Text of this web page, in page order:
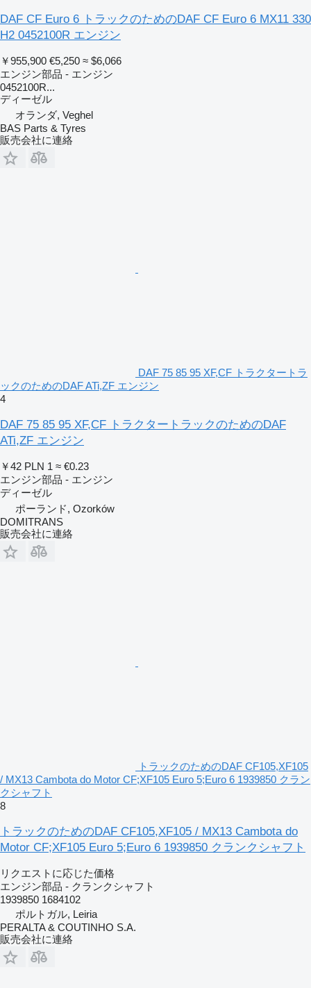
DAF CF Euro 6 トラックのためのDAF CF Euro 6 MX11 330
H2 0452100R エンジン
￥955,900 €5,250 ≈ $6,066
エンジン部品 - エンジン
0452100R...
ディーゼル
オランダ, Veghel
BAS Parts & Tyres
販売会社に連絡
DAF 75 85 95 XF,CF トラクタートラ
ックのためのDAF ATi,ZF エンジン
4
DAF 75 85 95 XF,CF トラクタートラックのためのDAF
ATi,ZF エンジン
￥42 PLN 1 ≈ €0.23
エンジン部品 - エンジン
ディーゼル
ポーランド, Ozorków
DOMITRANS
販売会社に連絡
トラックのためのDAF CF105,XF105
/ MX13 Cambota do Motor CF;XF105 Euro 5;Euro 6 1939850 クラン
クシャフト
8
トラックのためのDAF CF105,XF105 / MX13 Cambota do
Motor CF;XF105 Euro 5;Euro 6 1939850 クランクシャフト
リクエストに応じた価格
エンジン部品 - クランクシャフト
1939850 1684102
ポルトガル, Leiria
PERALTA & COUTINHO S.A.
販売会社に連絡